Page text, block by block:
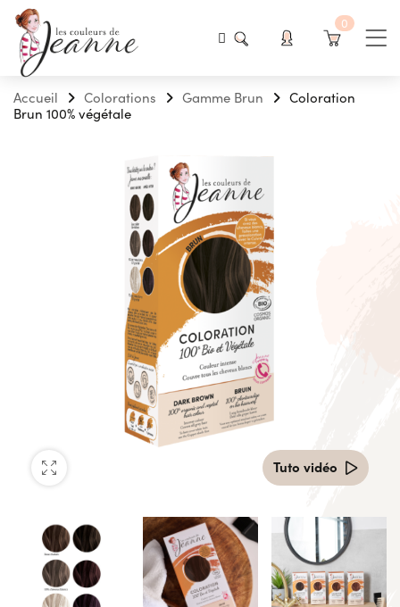
0
Accueil Colorations Gamme Brun
Coloration
Brun 100% végétale
Tuto vidéo